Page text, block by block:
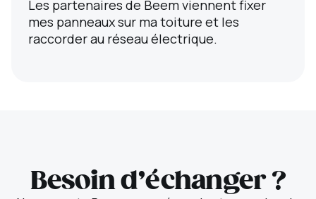
Les partenaires de Beem viennent fixer
mes panneaux sur ma toiture et les
raccorder au réseau électrique.
Besoin d’échanger ?